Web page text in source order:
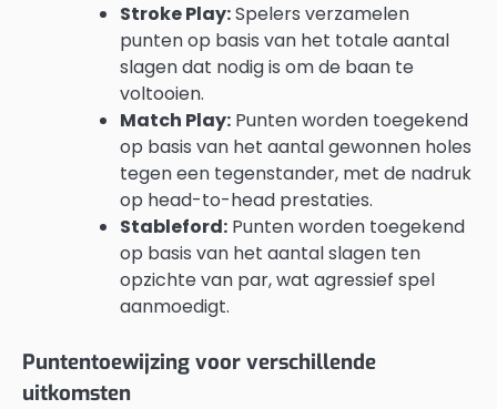
Stroke Play:Spelers verzamelen
punten op basis van het totale aantal
slagen dat nodig is om de baan te
voltooien.
Match Play: Punten worden toegekend
op basis van het aantal gewonnen holes
tegen een tegenstander, met de nadruk
op head-to-head prestaties.
Stableford: Punten worden toegekend
op basis van het aantal slagen ten
opzichte van par, wat agressief spel
aanmoedigt.
Puntentoewijzing voor verschillende
uitkomsten